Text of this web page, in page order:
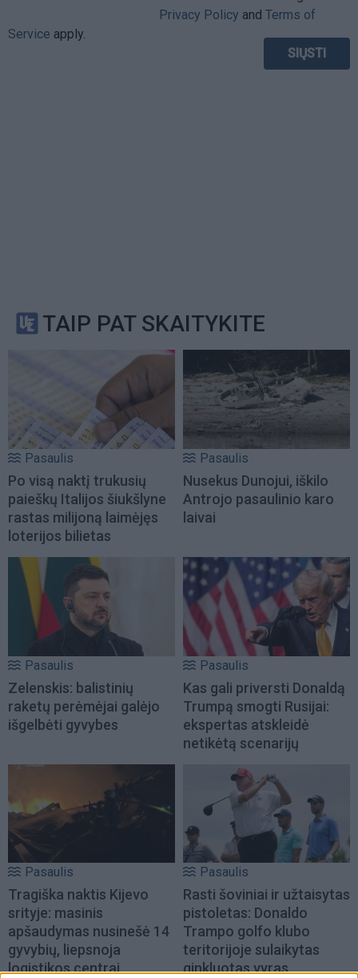
Privacy Policy and Terms of
Service apply.
TAIP PAT SKAITYKITE
Pasaulis
Po visą naktį trukusių
paieškų Italijos šiukšlyne
rastas milijoną laimėjęs
loterijos bilietas
Pasaulis
Nusekus Dunojui, iškilo
Antrojo pasaulinio karo
laivai
Pasaulis
Zelenskis: balistinių
raketų perėmėjai galėjo
išgelbėti gyvybes
Pasaulis
Kas gali priversti Donaldą
Trumpą smogti Rusijai:
ekspertas atskleidė
netikėtą scenarijų
Pasaulis
Tragiška naktis Kijevo
srityje: masinis
apšaudymas nusinešė 14
gyvybių, liepsnoja
logistikos centrai
Pasaulis
Rasti šoviniai ir užtaisytas
pistoletas: Donaldo
Trampo golfo klubo
teritorijoje sulaikytas
ginkluotas vyras